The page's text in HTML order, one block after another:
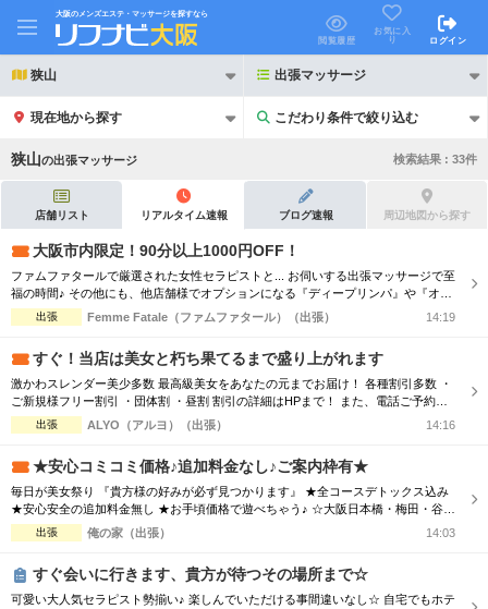
大阪のメンズエステ・マッサージを探すなら
閲覧履歴
お気に入
り
ログイン
狭山 出張マッサージ
現在地から探す こだわり条件で絞り込む
こだわり条件で絞り込む
21時以降も受付 24時以降も受付
初回割引あり リピーター割引あり
団体割引 ポイントカード有
キャッシュレス決済OK 領収証発行可
完全個室 半個室あり
ペアルームあり
フットバスあり 岩盤浴あり
狭山の出張マッサージ 検索結果 : 33件
店舗リスト リアルタイム速報 ブログ速報 周辺地図から探す
大阪市内限定！90分以上1000円OFF！
ファムファタールで厳選された女性セラピストと... お伺いする出張マッサージで至
福の時間♪ その他にも、他店舗様でオプションになる『ディープリンパ』や『オイ
ル増量』などメンズエステでは必須とも言えるサービスも当店では基本コースに含
まれております。 その為、「コース料金に+αで支払わなければお楽しみいただけ
をお過ごしください...
出張 Femme Fatale（ファムファタール）（出張） 14:19
すぐ！当店は美女と朽ち果てるまで盛り上がれます
激かわスレンダー美少多数 最高級美女をあなたの元までお届け！ 各種割引多数 ・
ご新規様フリー割引 ・団体割 ・昼割 割引の詳細はHPまで！ また、電話ご予約を
優先させて頂きますので、 ご予約の際はお電話をオススメ致します！ ご了承下さ
いませ☆
出張 ALYO（アルヨ）（出張） 14:16
★安心コミコミ価格♪追加料金なし♪ご案内枠有★
毎日が美女祭り 『貴方様の好みが必ず見つかります』 ★全コースデトックス込み
★安心安全の追加料金無し ★お手頃価格で遊べちゃう♪ ☆大阪日本橋・梅田・谷
九・天王寺エリア ☆朝10時～翌朝6時まで営業中♀ ☆大阪全域出張対応♪ ☆毎日18
時～大阪市内交通費無料♪ ホテルで♪ご自宅で♪ 厳選された可愛いセラピストと 素
出張 俺の家（出張） 14:03
すぐ会いに行きます、貴方が待つその場所まで☆
可愛い大人気セラピスト勢揃い♪ 楽しんでいただける事間違いなし☆ 自宅でもホテ